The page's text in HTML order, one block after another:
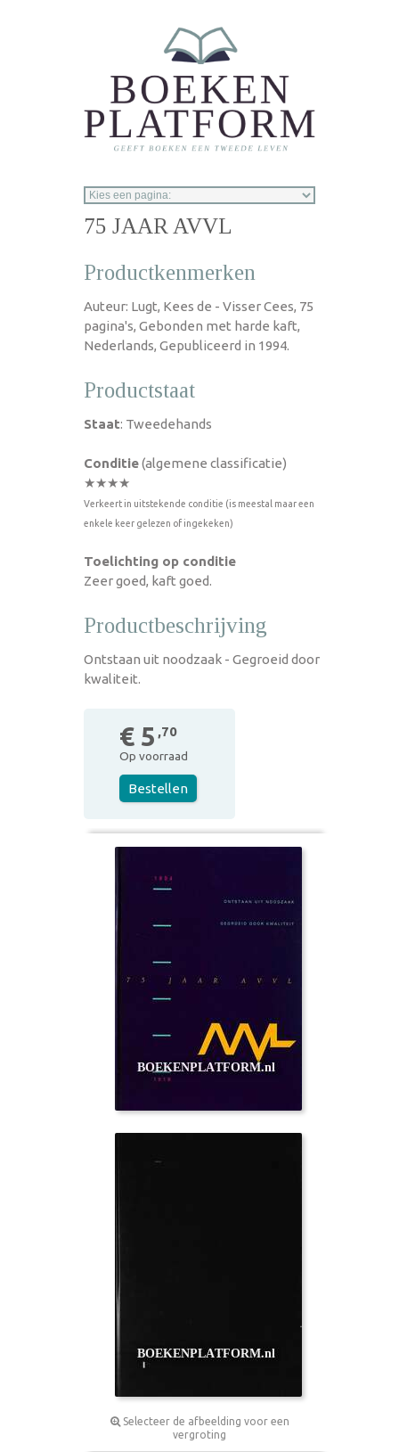
75 JAAR AVVL
Productkenmerken
Auteur: Lugt, Kees de - Visser Cees, 75
pagina's, Gebonden met harde kaft,
Nederlands, Gepubliceerd in 1994.
Productstaat
Staat: Tweedehands
Conditie(algemene classificatie)
★★★★
Verkeert in uitstekende conditie (is meestal maar een
enkele keer gelezen of ingekeken)
Toelichting op conditie
Zeer goed, kaft goed.
Productbeschrijving
Ontstaan uit noodzaak - Gegroeid door
kwaliteit.
€ 5 ,70
Op voorraad
Bestellen
Selecteer de afbeelding voor een
vergroting